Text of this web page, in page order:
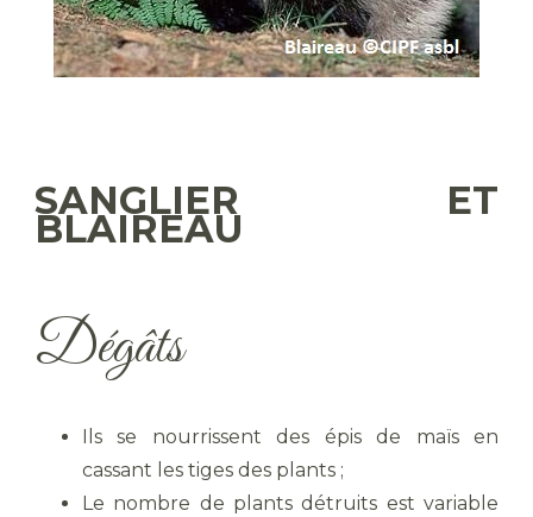
SANGLIER ET
BLAIREAU
Dégâts
Ils se nourrissent des épis de maïs en
cassant les tiges des plants ;
Le nombre de plants détruits est variable